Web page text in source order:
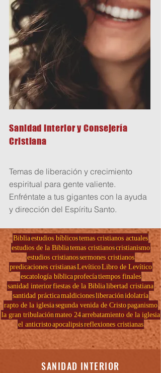
Sanidad Interior y Consejería
Cristiana
Temas de liberación y crecimiento
espiritual para gente valiente.
Enfréntate a tus gigantes con la ayuda
y dirección del Espíritu Santo.
Comienza aquí
Bibliaestudios bíblicostemas cristianos actuales
estudios de la Bibliatemas cristianoscristianismo
estudios cristianossermones cristianos
predicaciones cristianasLevíticoLibro de Levítico
escatología bíblicaprofecíatiempos finales
sanidad interiorfiestas de la Biblialibertad cristiana
santidad prácticamaldicionesliberaciónidolatría
rapto de la iglesiasegunda venida de Cristopaganismo
la gran tribulaciónmateo 24arrebatamiento de la iglesia
el anticristoapocalipsisreflexiones cristianas
SANIDAD INTERIOR